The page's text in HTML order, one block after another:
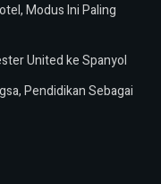
Modus Ini Paling
United ke Spanyol
Pendidikan Sebagai